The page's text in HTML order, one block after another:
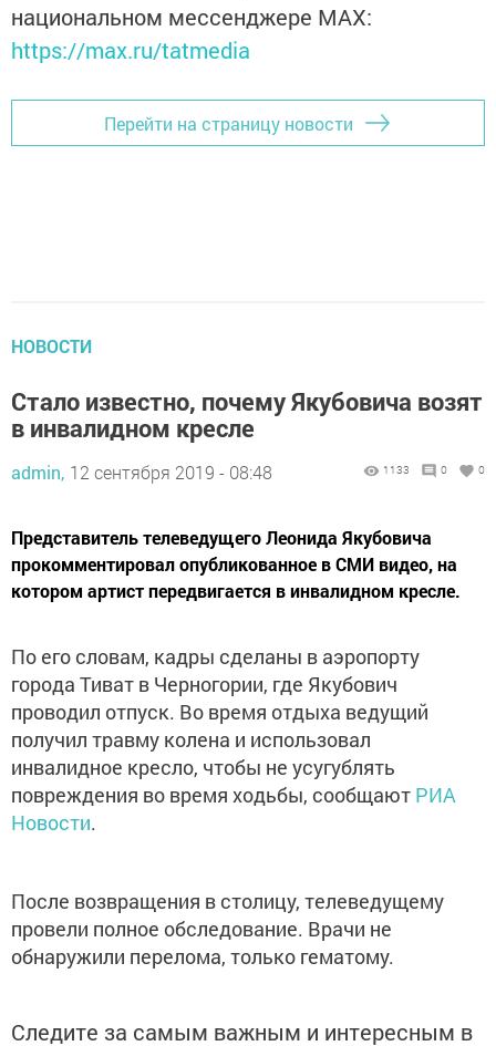
национальном мессенджере MАХ:
https://max.ru/tatmedia
Перейти на страницу новости
НОВОСТИ
Стало известно, почему Якубовича возят
в инвалидном кресле
admin, 12 сентября 2019 - 08:48 1133 0 0
Представитель телеведущего Леонида Якубовича
прокомментировал опубликованное в СМИ видео, на
котором артист передвигается в инвалидном кресле.
По его словам, кадры сделаны в аэропорту
города Тиват в Черногории, где Якубович
проводил отпуск. Во время отдыха ведущий
получил травму колена и использовал
инвалидное кресло, чтобы не усугублять
повреждения во время ходьбы, сообщают РИА
Новости.
После возвращения в столицу, телеведущему
провели полное обследование. Врачи не
обнаружили перелома, только гематому.
Следите за самым важным и интересным в